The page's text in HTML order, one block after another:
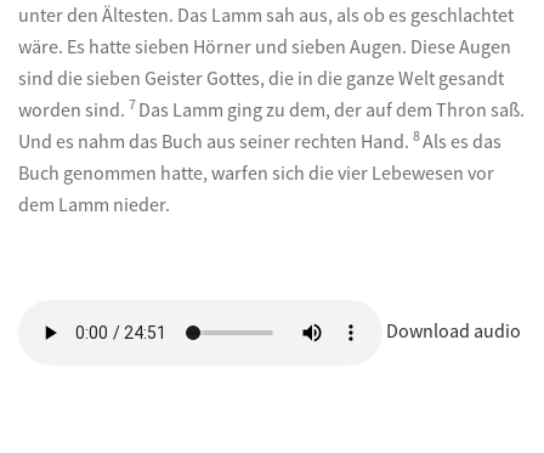
unter den Ältesten. Das Lamm sah aus, als ob es geschlachtet
wäre. Es hatte sieben Hörner und sieben Augen. Diese Augen
sind die sieben Geister Gottes, die in die ganze Welt gesandt
worden sind. 7 Das Lamm ging zu dem, der auf dem Thron saß.
Und es nahm das Buch aus seiner rechten Hand. 8Als es das
Buch genommen hatte, warfen sich die vier Lebewesen vor
dem Lamm nieder.
Download audio